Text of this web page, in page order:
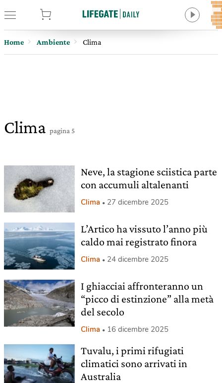
Home Ambiente Clima
Clima pagina 5
Neve, la stagione sciistica parte
con accumuli altalenanti
Clima 27 dicembre 2025
L’Artico ha vissuto l’anno più
caldo mai registrato finora
Clima 24 dicembre 2025
I ghiacciai affronteranno un
“picco di estinzione” alla metà
del secolo
Clima 16 dicembre 2025
Tuvalu, i primi rifugiati
climatici sono arrivati in
Australia